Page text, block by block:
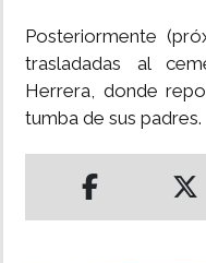
Posteriormente
trasladadas al
Herrera, donde
tumba de sus padres.